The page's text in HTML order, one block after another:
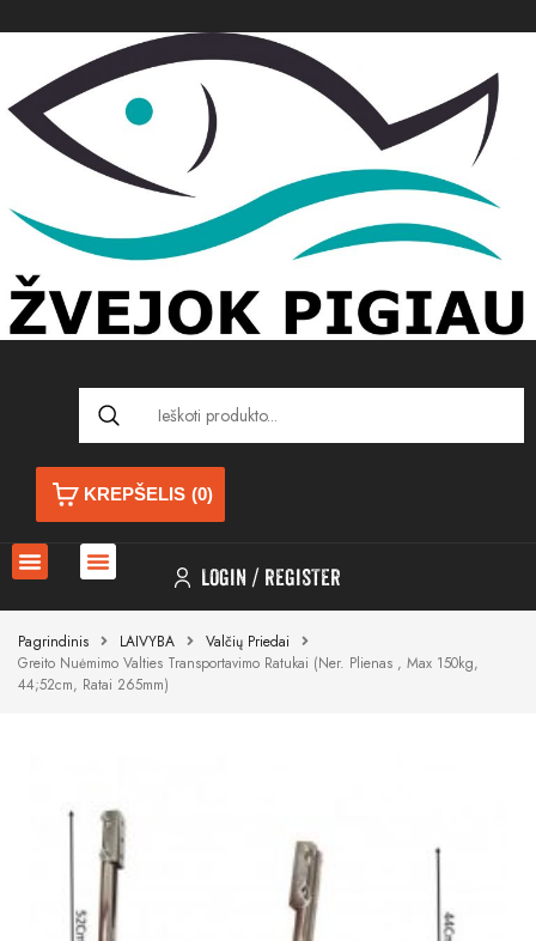
KREPŠELIS (0)
LOGIN REGISTER
Pagrindinis LAIVYBA
Valčių Priedai
Greito Nuėmimo Valties Transportavimo Ratukai (ner. Plienas , Max 150kg,
44;52cm, Ratai 265mm)